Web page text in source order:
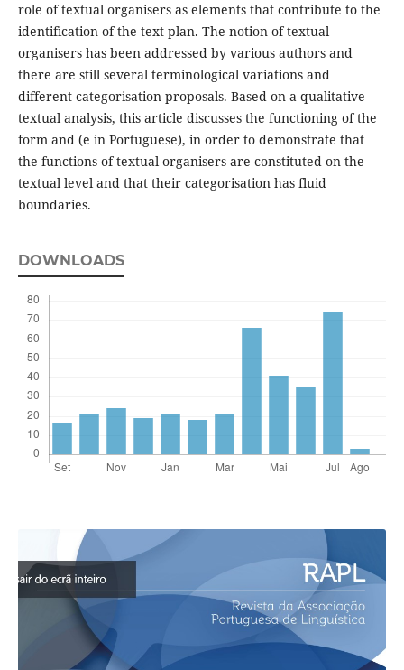
role of textual organisers as elements that contribute to the
identification of the text plan. The notion of textual
organisers has been addressed by various authors and
there are still several terminological variations and
different categorisation proposals. Based on a qualitative
textual analysis, this article discusses the functioning of the
form and (e in Portuguese), in order to demonstrate that
the functions of textual organisers are constituted on the
textual level and that their categorisation has fluid
boundaries.
DOWNLOADS